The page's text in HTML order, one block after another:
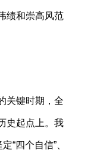
绩和崇高风范
关键时期，全
史起点上。我
“四个自信”、